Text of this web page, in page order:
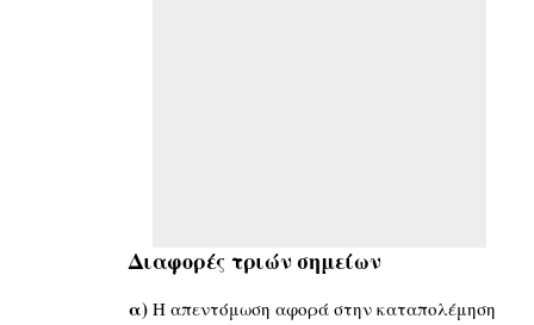
Διαφορές τριών σημείων
α) Η απεντόμωση αφορά στην καταπολέμηση